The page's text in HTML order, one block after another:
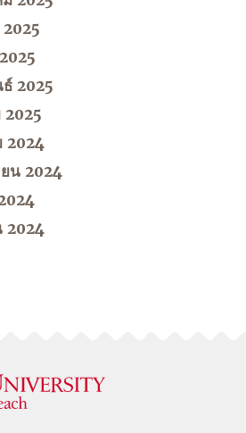
2025
2025
2024
น 2024
2024